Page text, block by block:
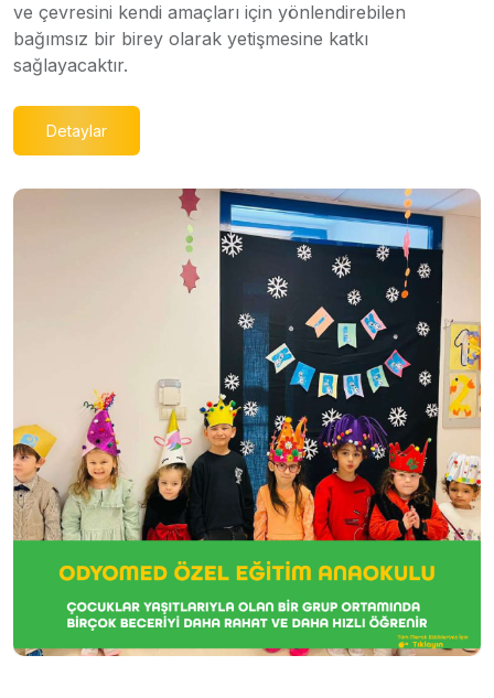
ve çevresini kendi amaçları için yönlendirebilen
bağımsız bir birey olarak yetişmesine katkı
sağlayacaktır.
Detaylar